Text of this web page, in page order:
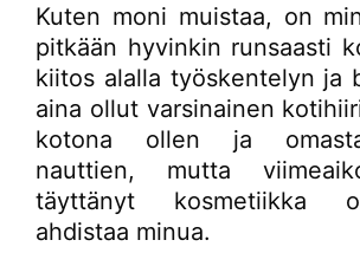
Kuten moni muistaa, on
pitkään hyvinkin runsaasti
kiitos alalla työskentelyn ja
aina ollut varsinainen
kotona ollen ja
nauttien, mutta
täyttänyt kosmetiikka
ahdistaa minua.